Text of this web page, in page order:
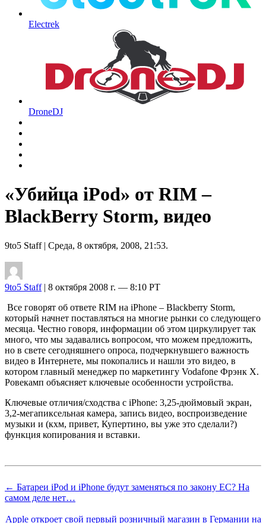
Electrek
DroneDJ
«Убийца iPod» от RIM –
BlackBerry Storm, видео
9to5 Staff| Среда, 8 октября, 2008, 21:53.
9to5 Staff| 8 октября 2008 г. — 8:10 PT
Все говорят об ответе RIM на iPhone – Blackberry Storm,
который начнет поставляться на многие рынки со следующего
месяца. Честно говоря, информации об этом циркулирует так
много, что мы задавались вопросом, что можем предложить,
но в свете сегодняшнего опроса, подчеркнувшего важность
видео в Интернете, мы покопались и нашли это видео, в
котором главный менеджер по маркетингу Vodafone Фрэнк Х.
Ровекамп объясняет ключевые особенности устройства.
Ключевые отличия/сходства с iPhone: 3,25-дюймовый экран,
3,2-мегапиксельная камера, запись видео, воспроизведение
музыки и (кхм, привет, Купертино, вы уже это сделали?)
функция копирования и вставки.
← Батареи iPod и iPhone будут заменяться по закону ЕС? На
самом деле нет…
Apple откроет свой первый розничный магазин в Германии на